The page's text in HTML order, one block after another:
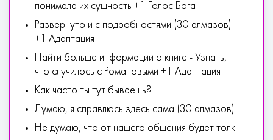
понимала их сущность +1 Голос Бога
Развернуто и с подробностями (30 алмазов)
+1 Адаптация
Найти больше информации о книге - Узнать,
что случилось с Романовыми +1 Адаптация
Как часто ты тут бываешь?
Думаю, я справлюсь здесь сама (30 алмазов)
Не думаю, что от нашего общения будет толк